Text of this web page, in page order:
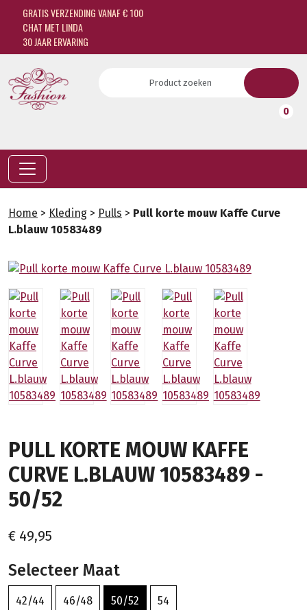
GRATIS VERZENDING VANAF € 100
CHAT MET LINDA
30 JAAR ERVARING
0
Home > Kleding > Pulls > Pull korte mouw Kaffe Curve
L.blauw 10583489
PULL KORTE MOUW KAFFE
CURVE L.BLAUW 10583489 -
50/52
€ 49,95
Selecteer Maat
42/44 46/48 50/52 54